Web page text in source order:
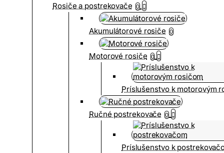
Rosiče a postrekovače 0
Akumulátorové rosiče 0
Motorové rosiče 0
Príslušenstvo k motorovým
Ručné postrekovače 0
Príslušenstvo k